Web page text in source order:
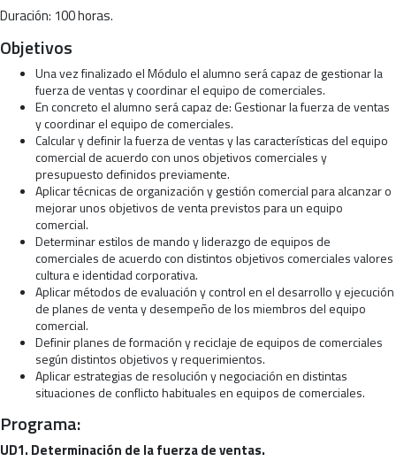
Duración: 100 horas.
Objetivos
Una vez finalizado el Módulo el alumno será capaz de gestionar la
fuerza de ventas y coordinar el equipo de comerciales.
En concreto el alumno será capaz de: Gestionar la fuerza de ventas
y coordinar el equipo de comerciales.
Calcular y definir la fuerza de ventas y las características del equipo
comercial de acuerdo con unos objetivos comerciales y
presupuesto definidos previamente.
Aplicar técnicas de organización y gestión comercial para alcanzar o
mejorar unos objetivos de venta previstos para un equipo
comercial.
Determinar estilos de mando y liderazgo de equipos de
comerciales de acuerdo con distintos objetivos comerciales valores
cultura e identidad corporativa.
Aplicar métodos de evaluación y control en el desarrollo y ejecución
de planes de venta y desempeño de los miembros del equipo
comercial.
Definir planes de formación y reciclaje de equipos de comerciales
según distintos objetivos y requerimientos.
Aplicar estrategias de resolución y negociación en distintas
situaciones de conflicto habituales en equipos de comerciales.
Programa:
UD1. Determinación de la fuerza de ventas.